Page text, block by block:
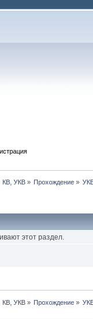
КВ, УКВ» Прохождение»
этот раздел.
КВ, УКВ» Прохождение»